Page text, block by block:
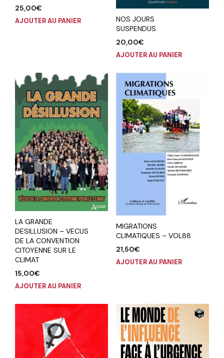
25,00€
AJOUTER AU PANIER
NOS JOURS
SUSPENDUS
20,00€
AJOUTER AU PANIER
LA GRANDE
DESILLUSION – VECUS
DE LA CONVENTION
CITOYENNE SUR LE
CLIMAT
15,00€
AJOUTER AU PANIER
MIGRATIONS
CLIMATIQUES – VOL88
21,50€
AJOUTER AU PANIER